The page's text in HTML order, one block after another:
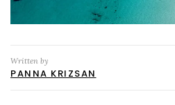
Written by
PANNA KRIZSAN